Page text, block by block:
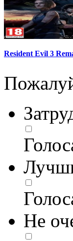
Resident Evil 3
Не